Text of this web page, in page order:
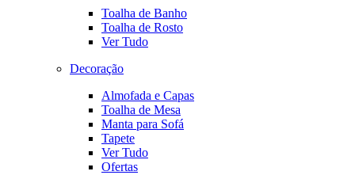
Toalha de Banho
Toalha de Rosto
Ver Tudo
Decoração
Almofada e Capas
Toalha de Mesa
Manta para Sofá
Tapete
Ver Tudo
Ofertas